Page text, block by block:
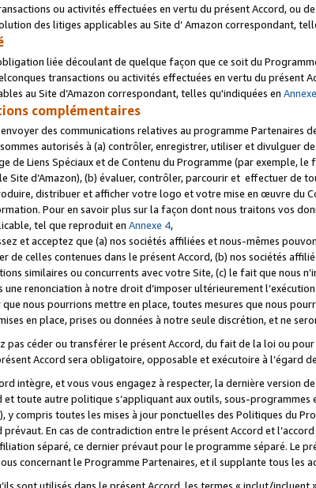
ou activités effectuées en vertu du présent Accord, ou
des litiges applicables au Site d’ Amazon correspondant,
liée découlant de quelque façon que ce soit du
transactions ou activités effectuées en vertu du présent
au Site d’Amazon correspondant, telles qu'indiquées en
complémentaires
des communications relatives au programme Partenaires
autorisés à (a) contrôler, enregistrer, utiliser et divulguer
de Liens Spéciaux et de Contenu du Programme (par exemple,
Site d’Amazon), (b) évaluer, contrôler, parcourir et effectuer de
distribuer et afficher votre logo et votre mise en œuvre du
Pour en savoir plus sur la façon dont nous traitons vos
tel que reproduit en Annexe 4,
et acceptez que (a) nos sociétés affiliées et nous-mêmes
de celles contenues dans le présent Accord, (b) nos sociétés
similaires ou concurrents avec votre Site, (c) le fait que nous
une renonciation à notre droit d’imposer ultérieurement
que nous pourrions mettre en place, toutes mesures que nous
en place, prises ou données à notre seule discrétion, et ne
pas céder ou transférer le présent Accord, du fait de la loi ou
Accord sera obligatoire, opposable et exécutoire à l’égard
intègre, et vous vous engagez à respecter, la dernière version
et toute autre politique s’appliquant aux outils, sous-
y compris toutes les mises à jour ponctuelles des Politiques du
En cas de contradiction entre le présent Accord et
séparé, ce dernier prévaut pour le programme séparé. Le
concernant le Programme Partenaires, et il supplante tous les